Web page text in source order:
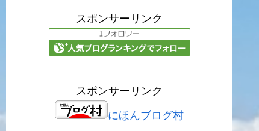
スポンサーリンク
スポンサーリンク
にほんブログ村